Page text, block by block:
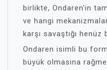
birlikte, Ondaren'in
ve hangi
karşı savaştığı
Ondaren isimli bu
büyük olmasına